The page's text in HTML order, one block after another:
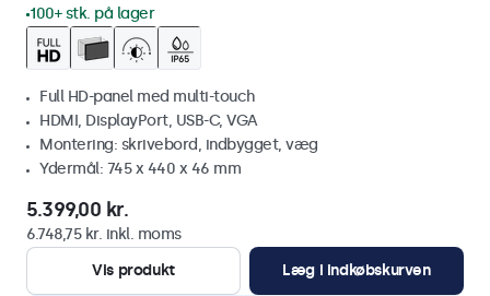
100+ stk. på lager
Full HD-panel med multi-touch
HDMI, DisplayPort, USB-C, VGA
Montering: skrivebord, indbygget, væg
Ydermål: 745 x 440 x 46 mm
5.399,00 kr.
6.748,75 kr. inkl. moms
Vis produkt
Læg i indkøbskurven